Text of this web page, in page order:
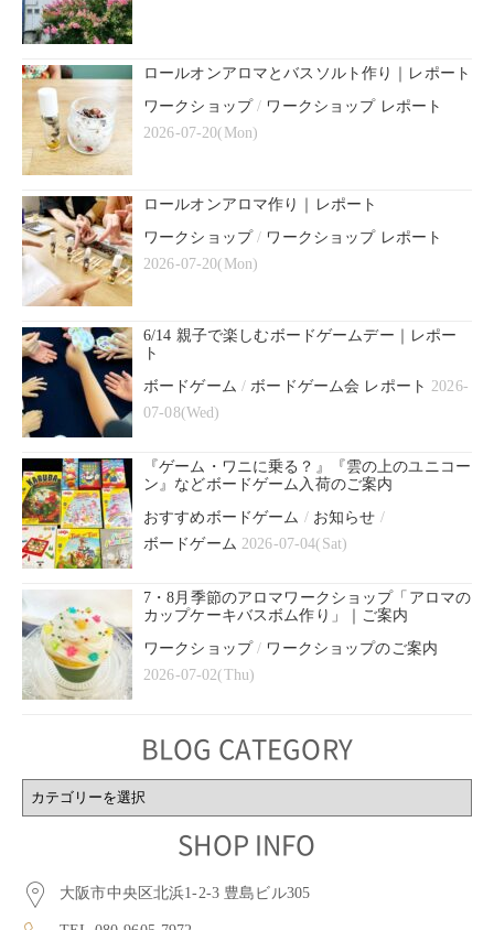
ロールオンアロマとバスソルト作り｜レポート
ワークショップ/ ワークショップ レポート
2026-07-20(Mon)
ロールオンアロマ作り｜レポート
ワークショップ/ ワークショップ レポート
2026-07-20(Mon)
6/14 親子で楽しむボードゲームデー｜レポー
ト
ボードゲーム /ボードゲーム会 レポート 2026-
07-08(Wed)
『ゲーム・ワニに乗る？』『雲の上のユニコー
ン』などボードゲーム入荷のご案内
おすすめボードゲーム / お知らせ /
ボードゲーム 2026-07-04(Sat)
7・8月季節のアロマワークショップ「アロマの
カップケーキバスボム作り」｜ご案内
ワークショップ/ ワークショップのご案内
2026-07-02(Thu)
BLOG CATEGORY
BLOG
CATEGORY
SHOP INFO
大阪市中央区北浜1-2-3 豊島ビル305